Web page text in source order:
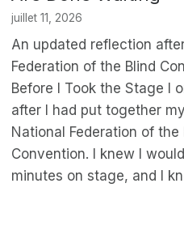
juillet 11, 2026
An updated reflection
Federation of the Blind
Before I Took the Stage I
after I had put together
National Federation of the
Convention. I knew I
minutes on stage, and I